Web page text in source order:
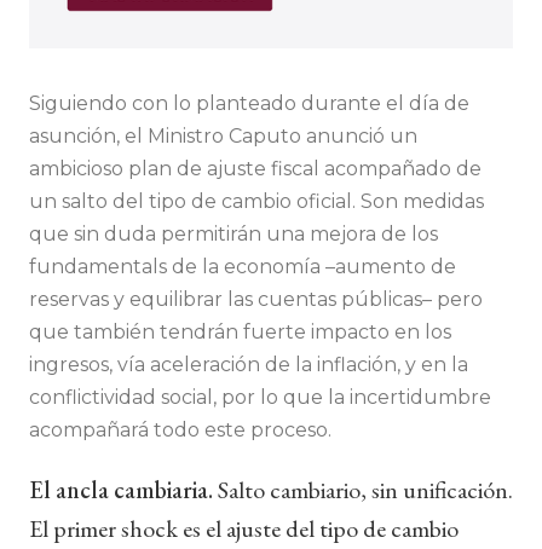
Siguiendo con lo planteado durante el día de
asunción, el Ministro Caputo anunció un
ambicioso plan de ajuste fiscal acompañado de
un salto del tipo de cambio oficial. Son medidas
que sin duda permitirán una mejora de los
fundamentals de la economía –aumento de
reservas y equilibrar las cuentas públicas– pero
que también tendrán fuerte impacto en los
ingresos, vía aceleración de la inflación, y en la
conflictividad social, por lo que la incertidumbre
acompañará todo este proceso.
El ancla cambiaria.Salto cambiario, sin unificación.
El primer shock es el ajuste del tipo de cambio